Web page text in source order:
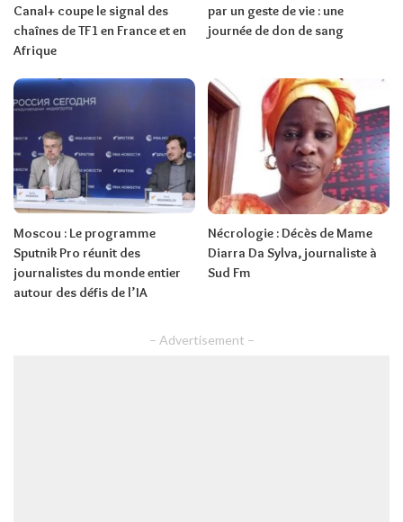
Canal+ coupe le signal des
chaînes de TF1 en France et en
Afrique
par un geste de vie : une
journée de don de sang
Moscou : Le programme
Sputnik Pro réunit des
journalistes du monde entier
autour des défis de l’IA
Nécrologie : Décès de Mame
Diarra Da Sylva, journaliste à
Sud Fm
– Advertisement –